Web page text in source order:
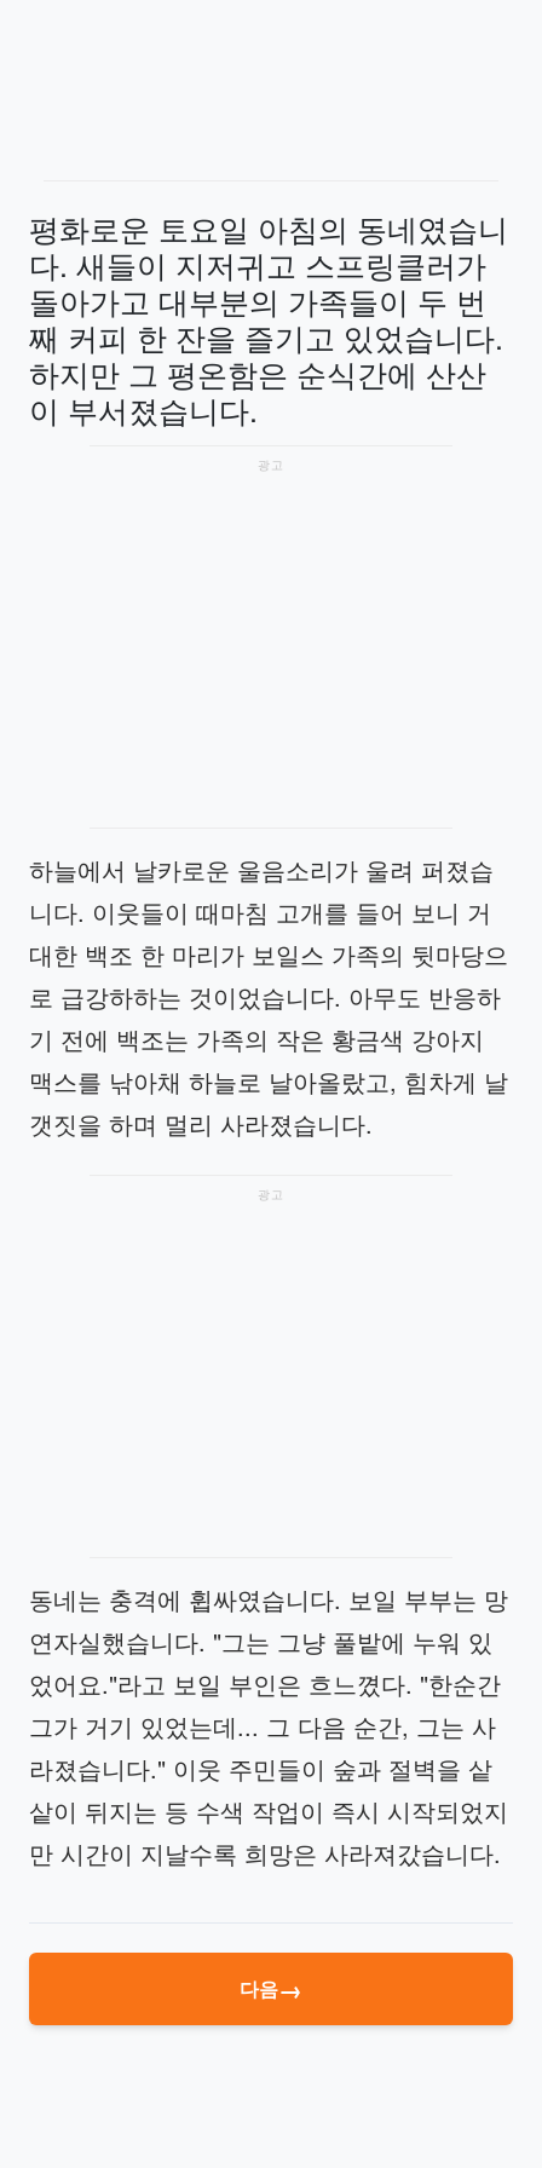
평화로운 토요일 아침의 동네였습니
다. 새들이 지저귀고 스프링클러가
돌아가고 대부분의 가족들이 두 번
째 커피 한 잔을 즐기고 있었습니다.
하지만 그 평온함은 순식간에 산산
이 부서졌습니다.
광고
하늘에서 날카로운 울음소리가 울려 퍼졌습
니다. 이웃들이 때마침 고개를 들어 보니 거
대한 백조 한 마리가 보일스 가족의 뒷마당으
로 급강하하는 것이었습니다. 아무도 반응하
기 전에 백조는 가족의 작은 황금색 강아지
맥스를 낚아채 하늘로 날아올랐고, 힘차게 날
갯짓을 하며 멀리 사라졌습니다.
광고
동네는 충격에 휩싸였습니다. 보일 부부는 망
연자실했습니다. "그는 그냥 풀밭에 누워 있
었어요."라고 보일 부인은 흐느꼈다. "한순간
그가 거기 있었는데... 그 다음 순간, 그는 사
라졌습니다." 이웃 주민들이 숲과 절벽을 샅
샅이 뒤지는 등 수색 작업이 즉시 시작되었지
만 시간이 지날수록 희망은 사라져갔습니다.
다음→